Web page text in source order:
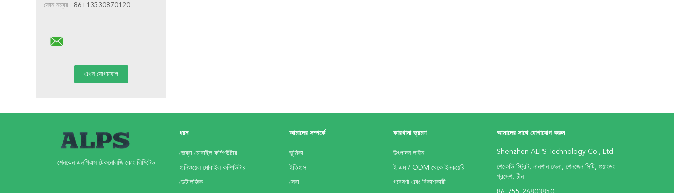
ফোন নম্বর : 86+13530870120
শেনঝেন এলপিএস টেকনোলজি কোং লিমিটেড
ধরন
জেব্রা মোবাইল কম্পিউটার
হানিওয়েল মোবাইল কম্পিউটার
ডেটালজিক
আমাদের সম্পর্কে
ভূমিকা
ইতিহাস
সেবা
কারখানা ভ্রমণ
উৎপাদন লাইন
ই এম / ODM থেকে ইনকয়েরি
গবেষণা এবং বিকাশকারী
আমাদের সাথে যোগাযোগ করুন
Shenzhen ALPS Technology Co., Ltd
শেকোউ স্ট্রিট, নানশান জেলা, শেনজেন সিটি, গুয়াংডং
প্রদেশ, চীন